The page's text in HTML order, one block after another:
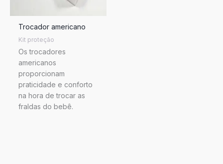
Trocador americano
Kit proteção
Os trocadores
americanos
proporcionam
praticidade e conforto
na hora de trocar as
fraldas do bebê.